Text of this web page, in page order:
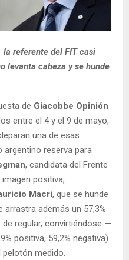
la referente del FIT casi
levanta cabeza y se hunde
de Giacobbe Opinión
entre el 4 y el 9 de mayo,
una de esas
argentino reserva para
, candidata del Frente
positiva,
Macri, que se hunde
arrastra además un 57,3%
de regular, convirtiéndose —
positiva, 59,2% negativa)
medido.